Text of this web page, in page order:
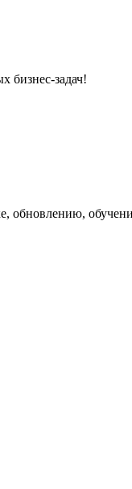
бизнес-задач!
обновлению,